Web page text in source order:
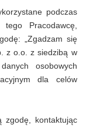
podczas
Pracodawcę,
„Zgadzam się
z o.o. z siedzibą w
osobowych
dla celów
zgodę, kontaktując